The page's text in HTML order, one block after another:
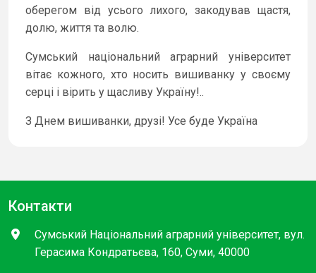
оберегом від усього лихого, закодував щастя,
долю, життя та волю.
Сумський національний аграрний університет
вітає кожного, хто носить вишиванку у своєму
серці і вірить у щасливу Україну!..
З Днем вишиванки, друзі! Усе буде Україна
Контакти
Сумський Національний аграрний університет, вул.
Герасима Кондратьєва, 160, Суми, 40000